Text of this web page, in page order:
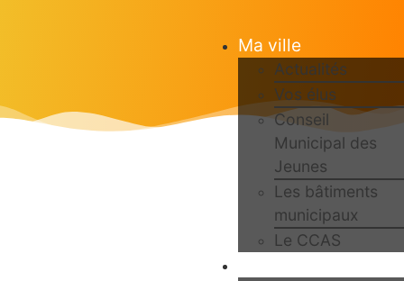
Ma ville
Actualités
Vos élus
Conseil
Municipal des
Jeunes
Les bâtiments
municipaux
Le CCAS